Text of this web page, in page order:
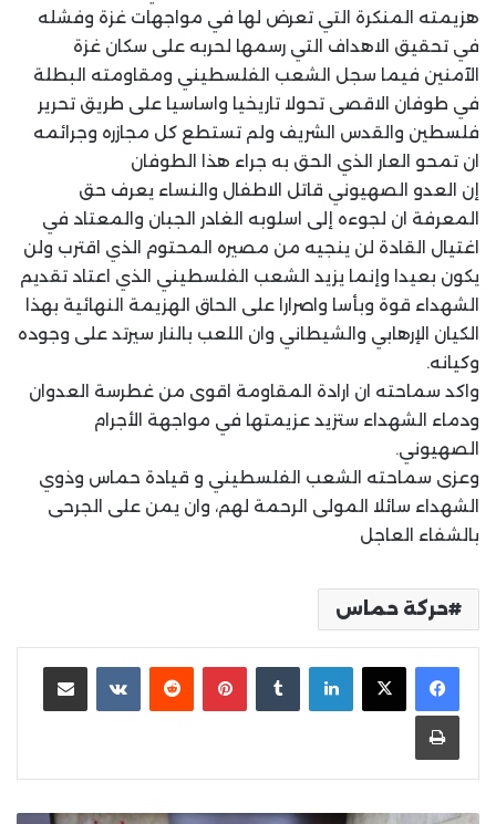
هزيمته المنكرة التي تعرض لها في مواجهات غزة وفشله
في تحقيق الاهداف التي رسمها لحربه على سكان غزة
الآمنين فيما سجل الشعب الفلسطيني ومقاومته البطلة
في طوفان الاقصى تحولا تاريخيا واساسيا على طريق تحرير
فلسطين والقدس الشريف ولم تستطع كل مجازره وجرائمه
ان تمحو العار الذي الحق به جراء هذا الطوفان
إن العدو الصهيوني قاتل الاطفال والنساء يعرف حق
المعرفة ان لجوءه إلى اسلوبه الغادر الجبان والمعتاد في
اغتيال القادة لن ينجيه من مصيره المحتوم الذي اقترب ولن
يكون بعيدا وإنما يزيد الشعب الفلسطيني الذي اعتاد تقديم
الشهداء قوة وبأسا واصرارا على الحاق الهزيمة النهائية بهذا
الكيان الإرهابي والشيطاني وان اللعب بالنار سيرتد على وجوده
وكيانه.
واكد سماحته ان ارادة المقاومة اقوى من غطرسة العدوان
ودماء الشهداء ستزيد عزيمتها في مواجهة الأجرام
الصهيوني.
وعزى سماحته الشعب الفلسطيني و قيادة حماس وذوي
الشهداء سائلا المولى الرحمة لهم، وان يمن على الجرحى
بالشفاء العاجل
حركة حماس
لينكدإن بينتيريست مشاركة عبر البريد
طباعة